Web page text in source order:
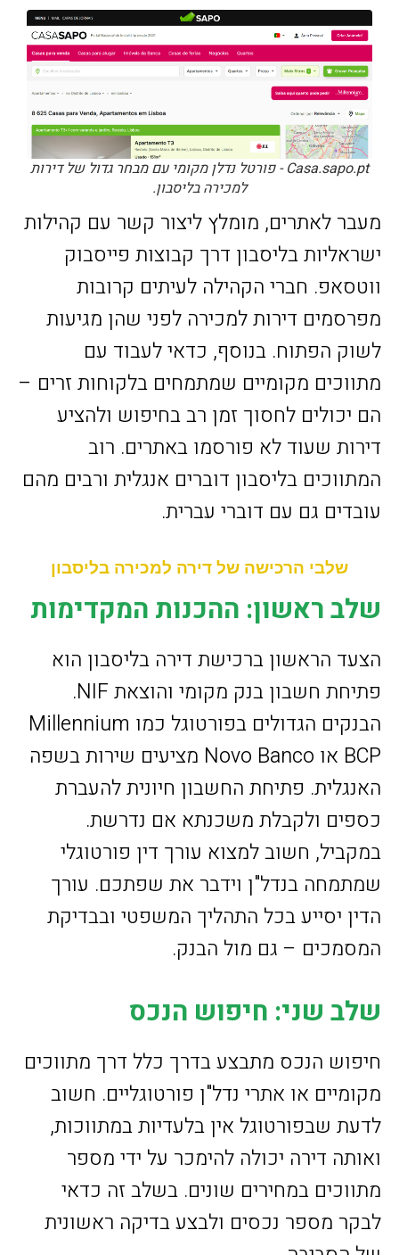
Casa.sapo.pt - פורטל נדלן מקומי עם מבחר גדול של דירות
למכירה בליסבון.
מעבר לאתרים, מומלץ ליצור קשר עם קהילות
ישראליות בליסבון דרך קבוצות פייסבוק
ווטסאפ. חברי הקהילה לעיתים קרובות
מפרסמים דירות למכירה לפני שהן מגיעות
לשוק הפתוח. בנוסף, כדאי לעבוד עם
מתווכים מקומיים שמתמחים בלקוחות זרים –
הם יכולים לחסוך זמן רב בחיפוש ולהציע
דירות שעוד לא פורסמו באתרים. רוב
המתווכים בליסבון דוברים אנגלית ורבים מהם
עובדים גם עם דוברי עברית.
שלבי הרכישה של דירה למכירה בליסבון
שלב ראשון: ההכנות המקדימות
הצעד הראשון ברכישת דירה בליסבון הוא
פתיחת חשבון בנק מקומי והוצאת NIF.
הבנקים הגדולים בפורטוגל כמו Millennium
BCP או Novo Banco מציעים שירות בשפה
האנגלית. פתיחת החשבון חיונית להעברת
כספים ולקבלת משכנתא אם נדרשת.
במקביל, חשוב למצוא עורך דין פורטוגלי
שמתמחה בנדל"ן וידבר את שפתכם. עורך
הדין יסייע בכל התהליך המשפטי ובבדיקת
המסמכים – גם מול הבנק.
שלב שני: חיפוש הנכס
חיפוש הנכס מתבצע בדרך כלל דרך מתווכים
מקומיים או אתרי נדל"ן פורטוגליים. חשוב
לדעת שבפורטוגל אין בלעדיות במתווכות,
ואותה דירה יכולה להימכר על ידי מספר
מתווכים במחירים שונים. בשלב זה כדאי
לבקר מספר נכסים ולבצע בדיקה ראשונית